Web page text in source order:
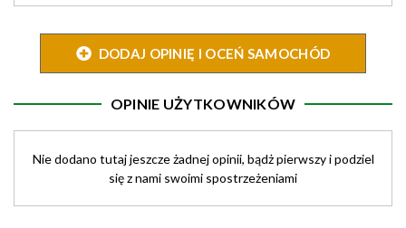
DODAJ OPINIĘ I OCEŃ SAMOCHÓD
OPINIE UŻYTKOWNIKÓW
Nie dodano tutaj jeszcze żadnej opinii, bądż pierwszy i podziel
się z nami swoimi spostrzeżeniami